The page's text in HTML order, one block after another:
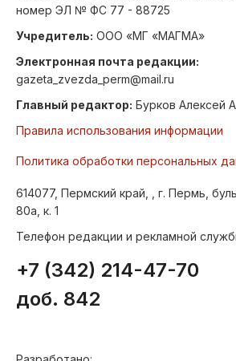
номер ЭЛ № ФС 77 - 88725
Учредитель: ООО «МГ «МАГМА»
Электронная почта редакции:
gazeta_zvezda_perm@mail.ru
Главный редактор: Бурков Алексей
Правила использования информации
Политика обработки персональных
614077, Пермский край, , г. Пермь,
80а, к. 1
Телефон редакции и рекламной
+7 (342) 214-47-70
доб. 842